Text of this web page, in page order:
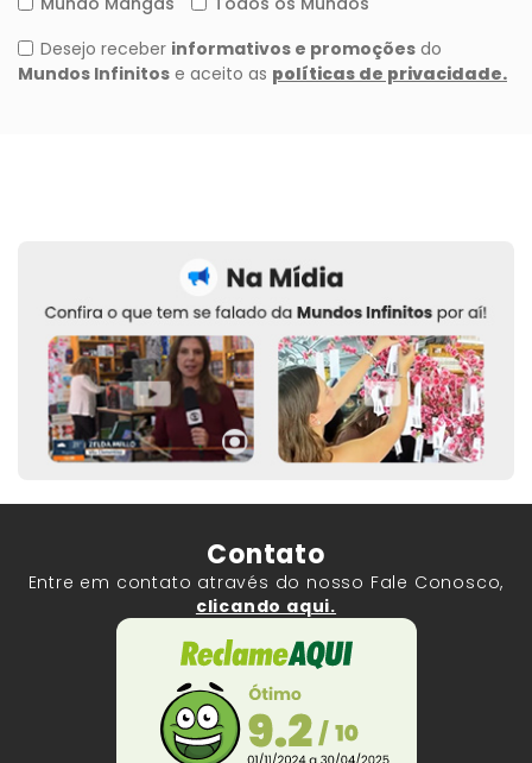
Contato
Entre em contato através do nosso Fale Conosco,
clicando aqui.